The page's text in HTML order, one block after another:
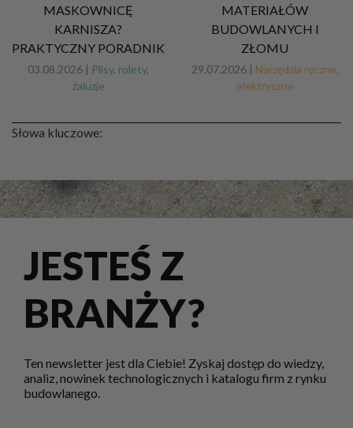
MASKOWNICĘ
KARNISZA?
PRAKTYCZNY PORADNIK
03.08.2026 | Plisy, rolety,
żaluzje
MATERIAŁÓW
BUDOWLANYCH I
ZŁOMU
29.07.2026 | Narzędzia ręczne,
elektryczne
Słowa kluczowe:
JESTEŚ Z
BRANŻY?
Ten newsletter jest dla Ciebie! Zyskaj dostęp do wiedzy,
analiz, nowinek technologicznych i katalogu firm z rynku
budowlanego.